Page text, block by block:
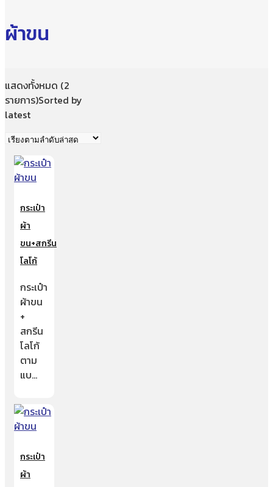
ผ้าขน
แสดงทั้งหมด (2
รายการ)Sorted by
latest
กระเป๋า
ผ้า
ขน+สกรีน
โลโก้
กระเป๋า
ผ้าขน
+
สกรีน
โลโก้
ตาม
แบ…
กระเป๋า
ผ้า